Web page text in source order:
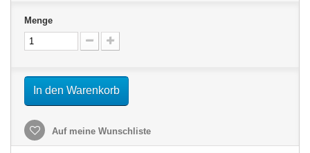
Menge
In den Warenkorb
Auf meine Wunschliste